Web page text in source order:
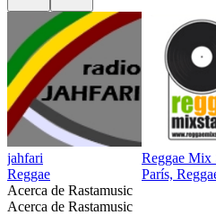
jahfari
Reggae
Reggae Mix
París,
Acerca de Rastamusic
Acerca de Rastamusic